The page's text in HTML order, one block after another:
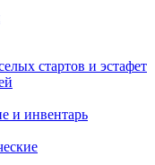
стартов и эстафет
и инвентарь